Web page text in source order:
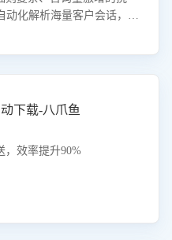
动化解析海量客户会话，精
时全面评估客服团队政策
下载-八爪鱼
，效率提升90%